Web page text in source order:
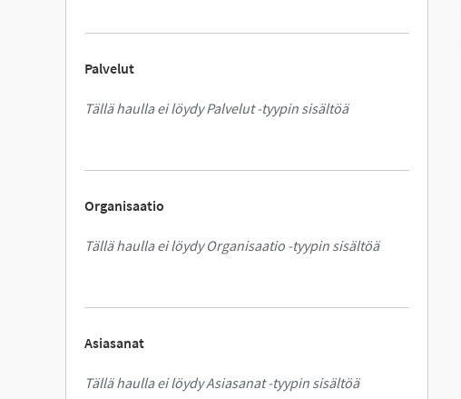
Palvelut
Tällä haulla ei löydy Palvelut -tyypin sisältöä
Organisaatio
Tällä haulla ei löydy Organisaatio -tyypin sisältöä
Asiasanat
Tällä haulla ei löydy Asiasanat -tyypin sisältöä